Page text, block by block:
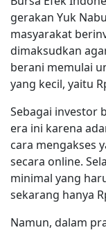
gerakan Yuk
masyarakat
dimaksudkan
berani memulai
yang kecil, yaitu
Sebagai investor
era ini karena
cara mengakses
secara online.
minimal yang
sekarang hanya
Namun, dalam